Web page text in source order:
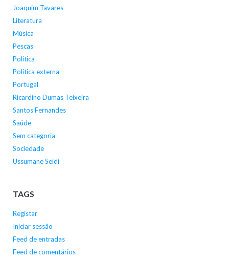
Joaquim Tavares
Literatura
Música
Pescas
Política
Política externa
Portugal
Ricardino Dumas Teixeira
Santos Fernandes
Saúde
Sem categoria
Sociedade
Ussumane Seidi
TAGS
Registar
Iniciar sessão
Feed de entradas
Feed de comentários